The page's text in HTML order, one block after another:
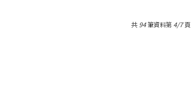
共 94筆資料第 4/7頁